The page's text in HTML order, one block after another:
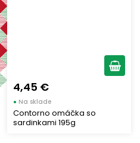
(1)
Výhody - Vlastnosti produktu
4,45 €
● Na sklade
Contorno omáčka so
sardinkami 195g